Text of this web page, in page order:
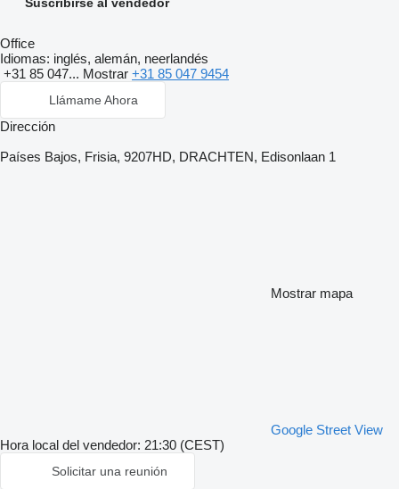
Suscribirse al vendedor
Office
Idiomas: inglés, alemán, neerlandés
+31 85 047... Mostrar +31 85 047 9454
Llámame Ahora
Dirección
Países Bajos, Frisia, 9207HD, DRACHTEN, Edisonlaan 1
Mostrar mapa
Google Street View
Hora local del vendedor: 21:30 (CEST)
Solicitar una reunión